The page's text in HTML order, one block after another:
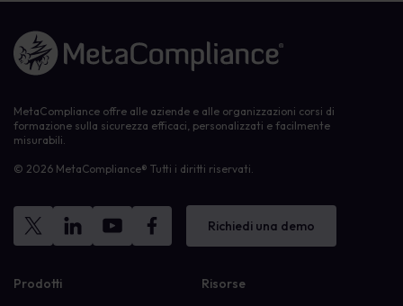
Link alla homepage
MetaCompliance offre alle aziende e alle organizzazioni corsi di
formazione sulla sicurezza efficaci, personalizzati e facilmente
misurabili.
© 2026 MetaCompliance® Tutti i diritti riservati.
Richiedi una demo
Prodotti Risorse